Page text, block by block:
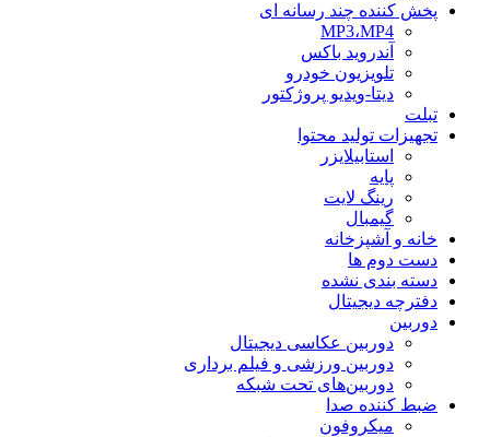
پخش کننده چند رسانه ای
MP3،MP4
آندروید باکس
تلویزیون خودرو
دیتا-ویدیو پروژکتور
تبلت
تجهیزات تولید محتوا
استابیلایزر
پایه
رینگ لایت
گیمبال
خانه و آشپزخانه
دست دوم ها
دسته بندی نشده
دفترچه دیجیتال
دوربین
دوربین عکاسی دیجیتال
دوربین‌ ورزشی و فیلم برداری
دوربین‌های تحت شبکه
ضبط کننده صدا
میکروفون